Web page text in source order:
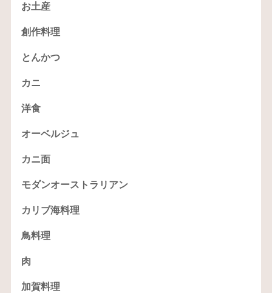
お土産
創作料理
とんかつ
カニ
洋食
オーベルジュ
カニ面
モダンオーストラリアン
カリブ海料理
鳥料理
肉
加賀料理